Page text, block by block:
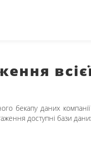
бекапу даних
доступні бази